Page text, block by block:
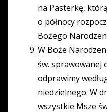
na Pasterkę,
o północy
Bożego
W Boże
św. sprawowanej
odprawimy
niedzielnego. W
wszystkie Msze